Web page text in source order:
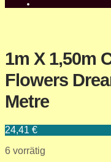
1m X 1,50m
Flowers
Metre
24,41 €
6 vorrätig